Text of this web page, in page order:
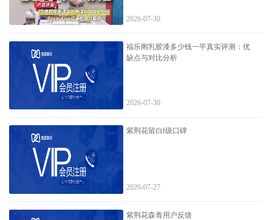
2026-07-30
福乐阁乳胶漆多少钱一平真实评测：优
缺点与对比分析
2026-07-30
紫荆花留白Ⅰ级口碑
2026-07-27
紫荆花森青用户反馈